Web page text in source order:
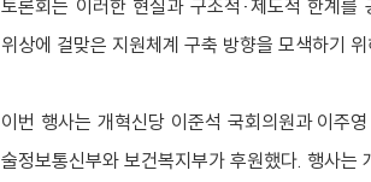
토론회는 이러한 현실과 구조적·제도적 한계를
위상에 걸맞은 지원체계 구축 방향을 모색하기
이번 행사는 개혁신당 이준석 국회의원과 이주
술정보통신부와 보건복지부가 후원했다. 행사는